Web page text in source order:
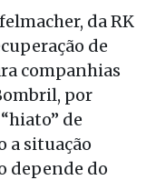
da RK
de
companhias
por
de
a situação
depende do